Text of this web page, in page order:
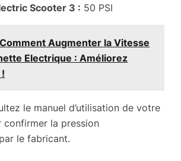
Scooter 3 : 50 PSI
Comment Augmenter la Vitesse
Electrique : Améliorez
le manuel d’utilisation de votre
la pression
le fabricant.